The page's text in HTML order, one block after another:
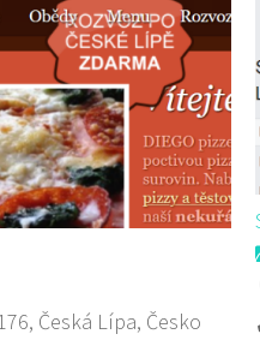
Česká Lípa, Česko